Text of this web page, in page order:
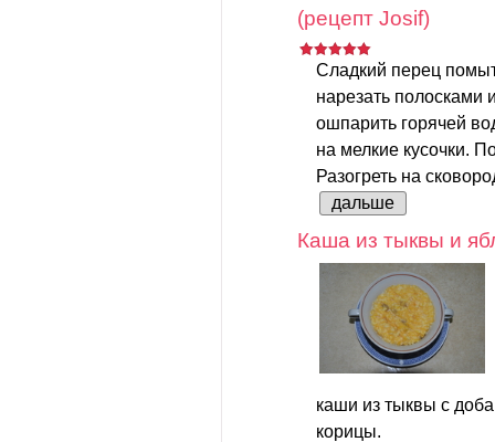
(рецепт Josif)
Сладкий перец
нарезать
ошпарить горячей
на мелкие кусочки.
Разогреть на
дальше
Каша из тыквы и
каши из тыквы с
корицы.